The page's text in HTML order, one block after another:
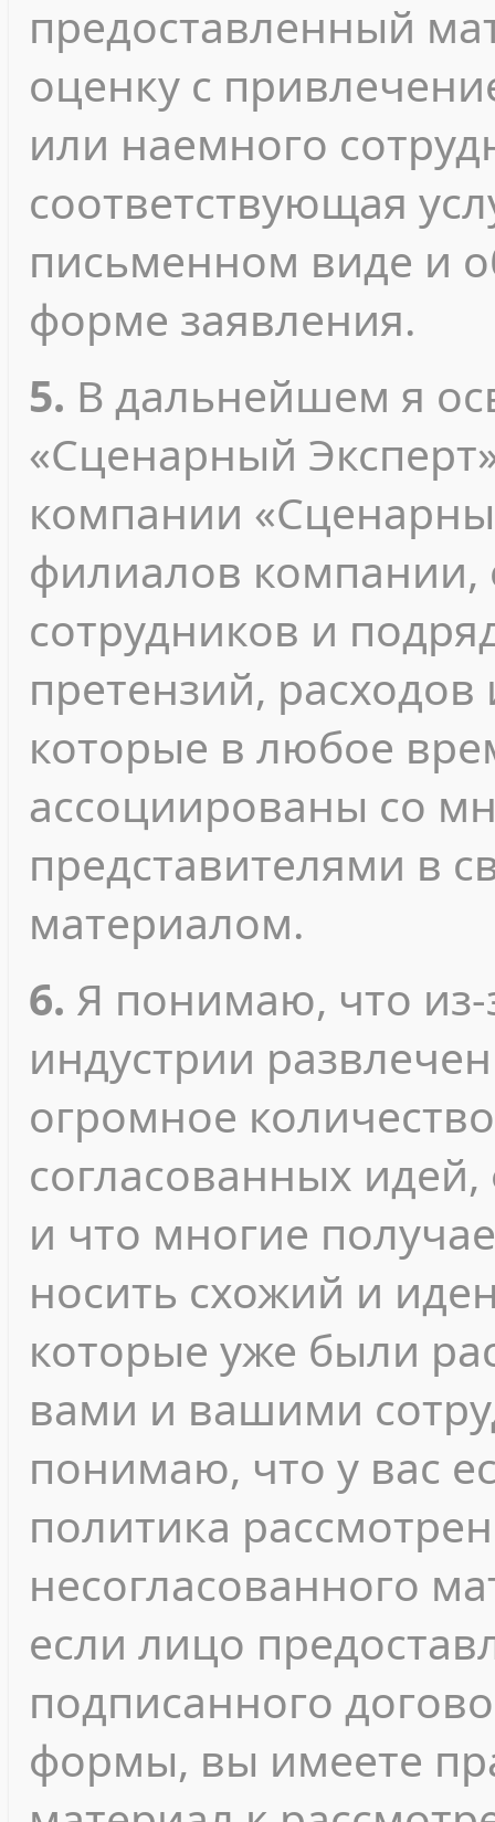
предоставленный
оценку с
или наемного
соответствующая
письменном виде и
форме заявления.
5. В дальнейшем я
«Сценарный
компании
филиалов компании,
сотрудников и
претензий, расходов
которые в любое
ассоциированы со
представителями в
материалом.
6. Я понимаю, что из-
индустрии
огромное
согласованных
и что многие
носить схожий и
которые уже были
вами и вашими
понимаю, что у вас
политика
несогласованного
если лицо
подписанного
формы, вы имеете